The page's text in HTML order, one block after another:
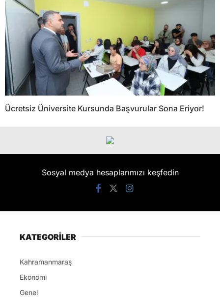
Ücretsiz Üniversite Kursunda Başvurular Sona Eriyor!
Sosyal medya hesaplarımızı keşfedin
KATEGORİLER
Kahramanmaraş
Ekonomi
Genel